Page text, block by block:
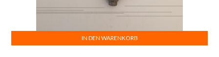
IN DEN WARENKORB